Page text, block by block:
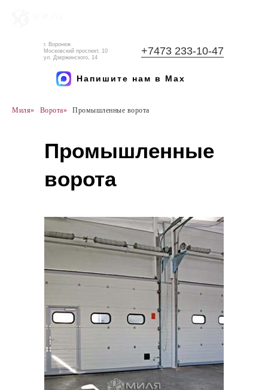
+7473 233-10-47
г. Воронеж
Московский проспект, 10
ул. Дзержинского, 14
Напишите нам в Max
Миля» Ворота» Промышленные ворота
Промышленные
ворота